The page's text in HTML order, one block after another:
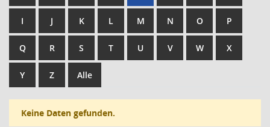
I J K L M N O P
Q R S T U V W X
Y Z Alle
Keine Daten gefunden.